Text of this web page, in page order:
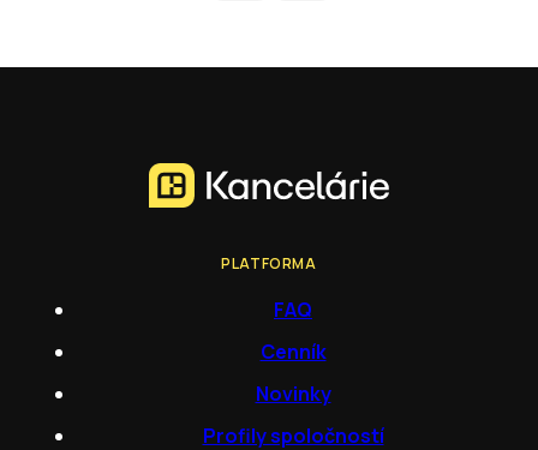
PLATFORMA
FAQ
Cenník
Novinky
Profily spoločností